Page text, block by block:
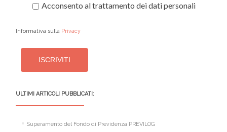
Acconsento al trattamento dei dati personali
Informativa sulla Privacy
ULTIMI ARTICOLI PUBBLICATI:
Superamento del Fondo di Previdenza PREVILOG